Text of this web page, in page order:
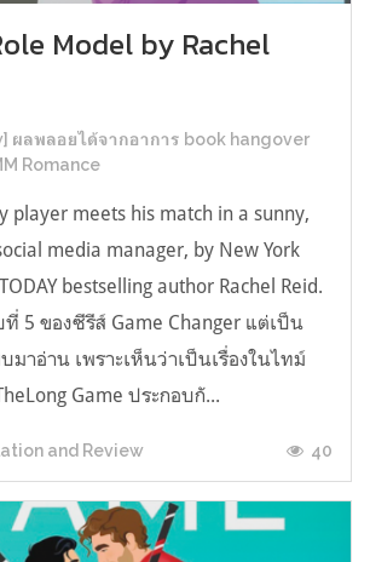
Model by Rachel
ผลพลอยได้จากอาการ book hangover
Romance
player meets his match in a sunny,
media manager, by New York
bestselling author Rachel Reid.
ที่ 5 ของซีรีส์ Game Changer แต่เป็น
มาอ่าน เพราะเห็นว่าเป็นเรื่องในไทม์
Game ประกอบกั...
and Review 40